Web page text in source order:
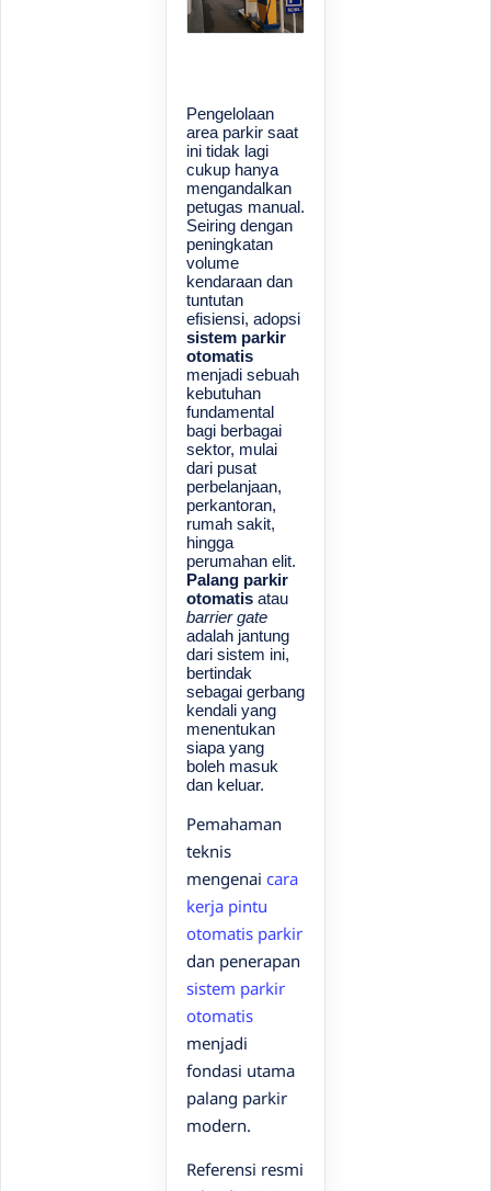
Pengelolaan
area parkir saat
ini tidak lagi
cukup hanya
mengandalkan
petugas manual.
Seiring dengan
peningkatan
volume
kendaraan dan
tuntutan
efisiensi, adopsi
sistem parkir
otomatis
menjadi sebuah
kebutuhan
fundamental
bagi berbagai
sektor, mulai
dari pusat
perbelanjaan,
perkantoran,
rumah sakit,
hingga
perumahan elit.
Palang parkir
otomatis atau
barrier gate
adalah jantung
dari sistem ini,
bertindak
sebagai gerbang
kendali yang
menentukan
siapa yang
boleh masuk
dan keluar.
Pemahaman
teknis
mengenai cara
kerja pintu
otomatis parkir
dan penerapan
sistem parkir
otomatis
menjadi
fondasi utama
palang parkir
modern.
Referensi resmi